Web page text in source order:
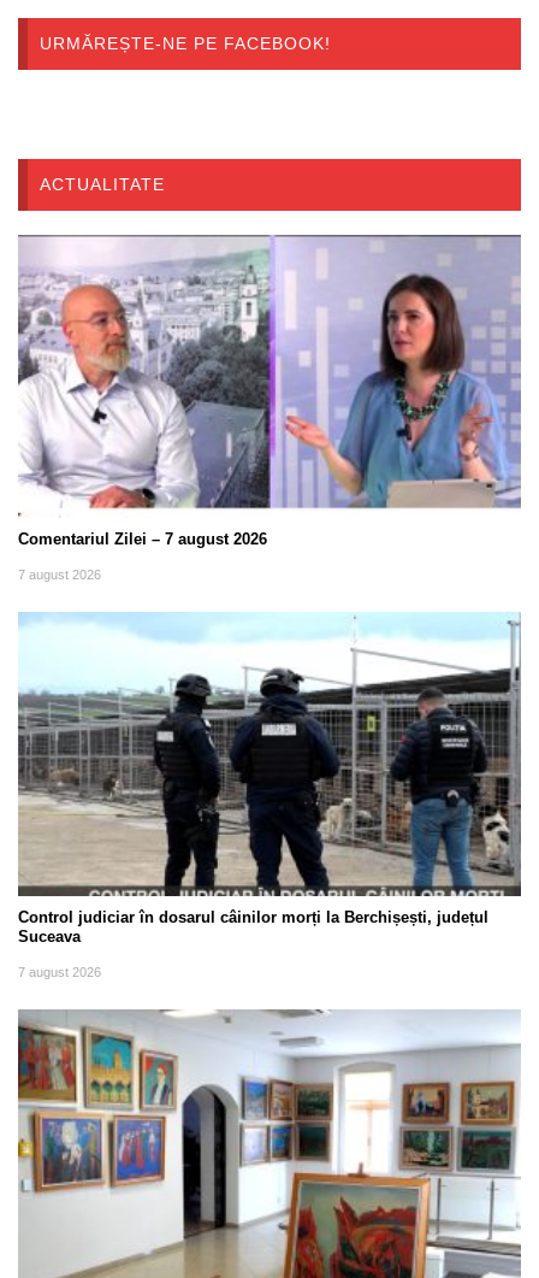
URMĂREȘTE-NE PE FACEBOOK!
ACTUALITATE
Comentariul Zilei – 7 august 2026
7 august 2026
Control judiciar în dosarul câinilor morți la Berchișești, județul
Suceava
7 august 2026